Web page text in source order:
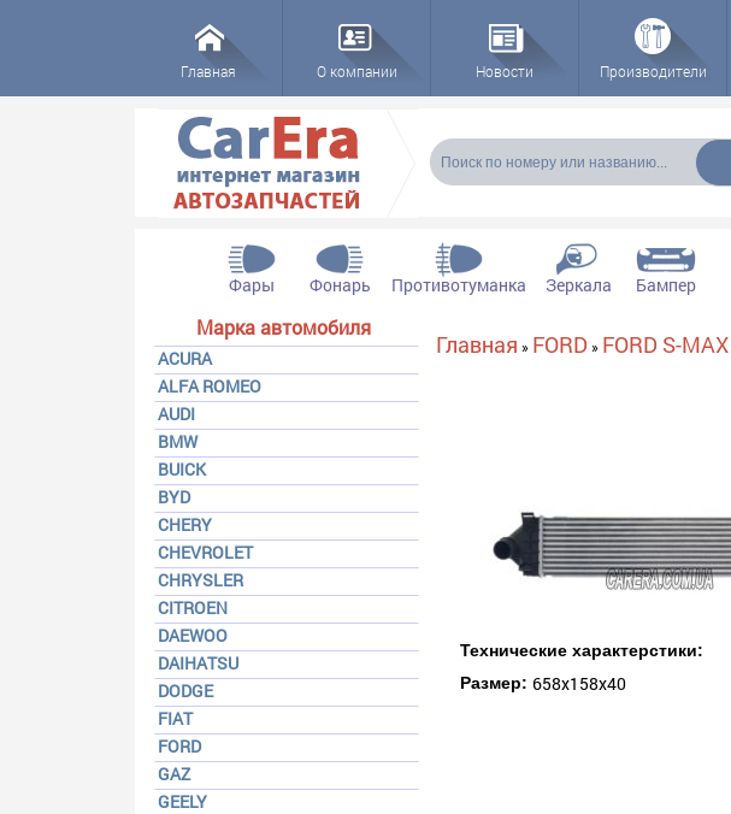
Главная О компании Новости Производители
Фары Фонарь Противотуманка Зеркала Бампер
Марка автомобиля
ACURA
ALFA ROMEO
AUDI
BMW
BUICK
BYD
CHERY
CHEVROLET
CHRYSLER
CITROEN
DAEWOO
DAIHATSU
DODGE
FIAT
FORD
GAZ
GEELY
Вы здесь
Главная » FORD » FORD S-
Технические характерстики:
Размер: 658x158x40